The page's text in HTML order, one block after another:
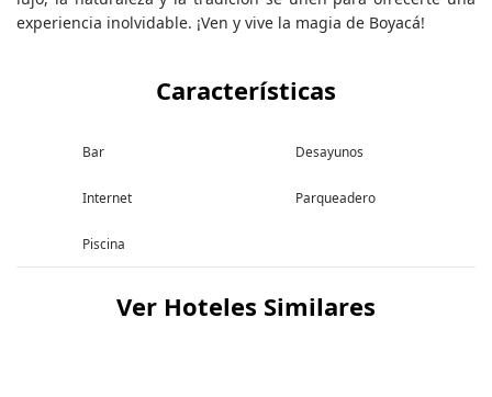
experiencia inolvidable. ¡Ven y vive la magia de Boyacá!
Características
Bar Desayunos
Internet Parqueadero
Piscina
Ver Hoteles Similares